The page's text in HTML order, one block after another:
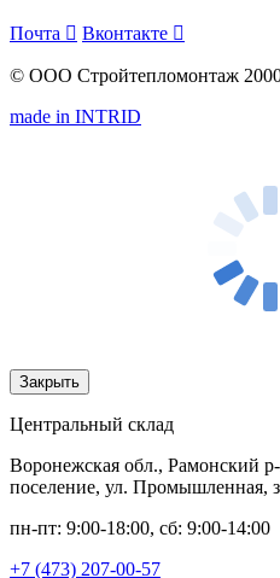
Почта  Вконтакте 
© ООО Стройтепломонтаж
made in INTRID
Закрыть
Центральный склад
Воронежская обл., Рамонский
поселение, ул. Промышленная,
пн-пт: 9:00-18:00, сб: 9:00-14:00
+7 (473) 207-00-57